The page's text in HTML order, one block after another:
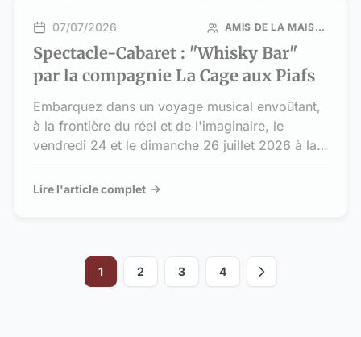
07/07/2026 AMIS DE LA MAISON RURALE DE L’OUTRE-FORÊT (AMROF)
Spectacle-Cabaret : "Whisky Bar"
par la compagnie La Cage aux Piafs
Embarquez dans un voyage musical envoûtant,
à la frontière du réel et de l'imaginaire, le
vendredi 24 et le dimanche 26 juillet 2026 à la
La Cage aux Piafs vous ouvre les portes d'un
Lire l'article complet
1 2 3 4